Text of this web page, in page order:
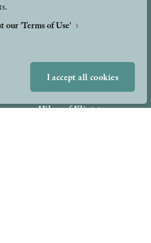
Other formats
Hilma af Klint
our 'Terms of Use'
I accept all cookies